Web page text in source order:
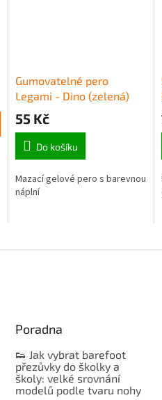
Gumovatelné pero
Legami - Dino (zelená)
55 Kč
Do košíku
Mazací gelové pero s barevnou
náplní
Poradna
👟 Jak vybrat barefoot
přezůvky do školky a
školy: velké srovnání
modelů podle tvaru nohy